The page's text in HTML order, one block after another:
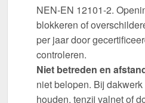
NEN-EN 12101-2.
blokkeren of
per jaar door
controleren.
Niet betreden en
niet belopen. Bij
houden, tenzij valnet of